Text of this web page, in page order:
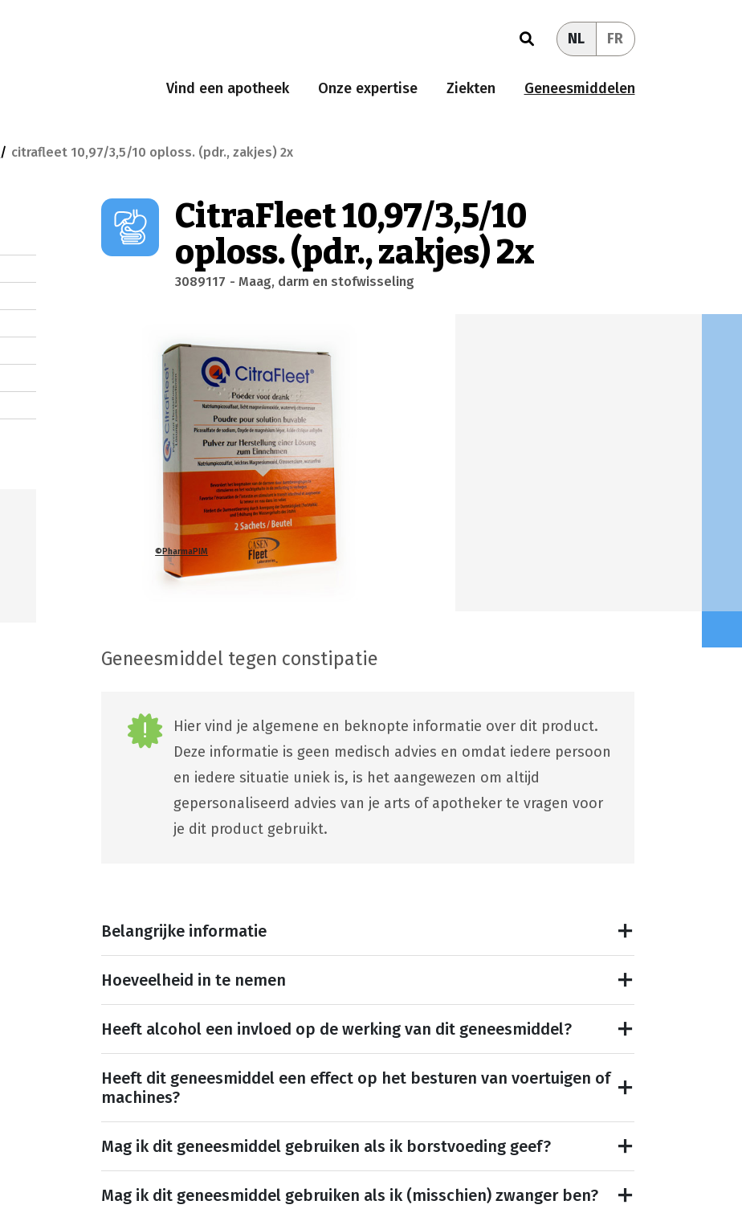
NL FR
Vind een apotheek Onze expertise Ziekten Geneesmiddelen
citrafleet 10,97/3,5/10 oploss. (pdr., zakjes) 2x
CitraFleet 10,97/3,5/10
oploss. (pdr., zakjes) 2x
3089117 - Maag, darm en stofwisseling
©PharmaPIM
Geneesmiddel tegen constipatie
Hier vind je algemene en beknopte informatie over dit product.
Deze informatie is geen medisch advies en omdat iedere persoon
en iedere situatie uniek is, is het aangewezen om altijd
gepersonaliseerd advies van je arts of apotheker te vragen voor
je dit product gebruikt.
Belangrijke informatie
Hoeveelheid in te nemen
Heeft alcohol een invloed op de werking van dit geneesmiddel?
Heeft dit geneesmiddel een effect op het besturen van voertuigen of
machines?
Mag ik dit geneesmiddel gebruiken als ik borstvoeding geef?
Mag ik dit geneesmiddel gebruiken als ik (misschien) zwanger ben?